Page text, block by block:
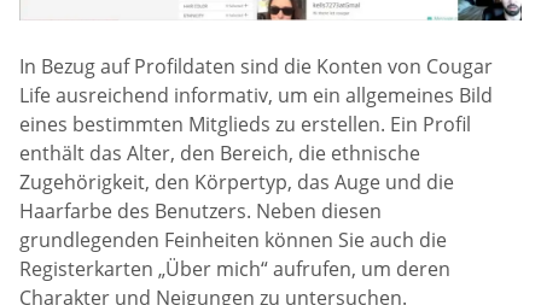
In Bezug auf Profildaten sind die Konten von Cougar
Life ausreichend informativ, um ein allgemeines Bild
eines bestimmten Mitglieds zu erstellen. Ein Profil
enthält das Alter, den Bereich, die ethnische
Zugehörigkeit, den Körpertyp, das Auge und die
Haarfarbe des Benutzers. Neben diesen
grundlegenden Feinheiten können Sie auch die
Registerkarten „Über mich“ aufrufen, um deren
Charakter und Neigungen zu untersuchen.